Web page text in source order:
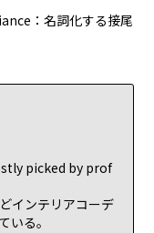
：名詞化する接尾
picked by prof
インテリアコーデ
いる。